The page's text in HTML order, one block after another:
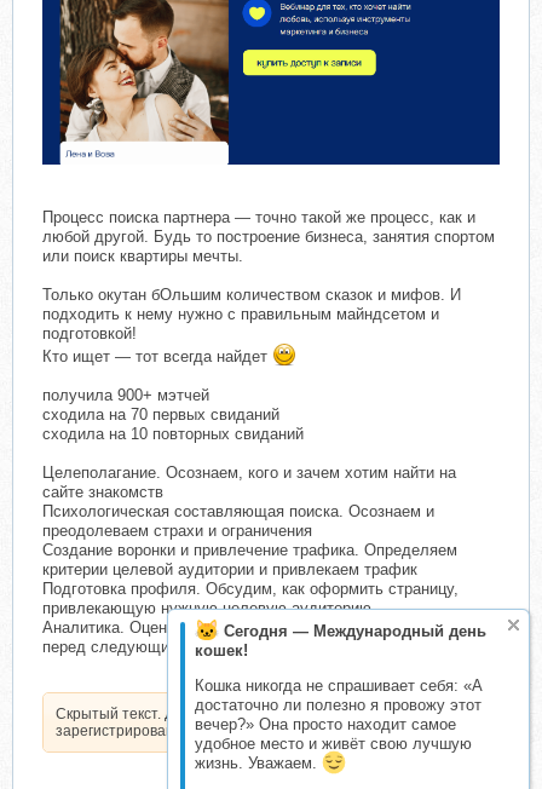
Сегодня — Международный день
кошек!
Кошка никогда не спрашивает себя: «А
достаточно ли полезно я провожу этот
вечер?» Она просто находит самое
удобное место и живёт свою лучшую
жизнь. Уважаем.
Процесс поиска партнера — точно такой же процесс, как и
любой другой. Будь то построение бизнеса, занятия спортом
или поиск квартиры мечты.
Только окутан бОльшим количеством сказок и мифов. И
подходить к нему нужно с правильным майндсетом и
подготовкой!
Кто ищет — тот всегда найдет
получила 900+ мэтчей
сходила на 70 первых свиданий
сходила на 10 повторных свиданий
Целеполагание. Осознаем, кого и зачем хотим найти на
сайте знакомств
Психологическая составляющая поиска. Осознаем и
преодолеваем страхи и ограничения
Создание воронки и привлечение трафика. Определяем
критерии целевой аудитории и привлекаем трафик
Подготовка профиля. Обсудим, как оформить страницу,
привлекающую нужную целевую аудиторию
Аналитика. Оцениваем результаты и вносим коррективы
перед следующим запуском трафика
Скрытый текст. Доступен только
зарегистрированным пользователям.